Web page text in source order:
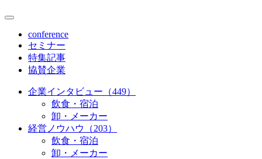
conference
セミナー
特集記事
協賛企業
企業インタビュー（449）
飲食・宿泊
卸・メーカー
経営ノウハウ（203）
飲食・宿泊
卸・メーカー